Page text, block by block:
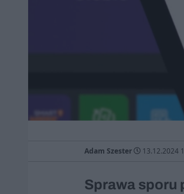
Adam Szester 13.12.2024
Sprawa sporu